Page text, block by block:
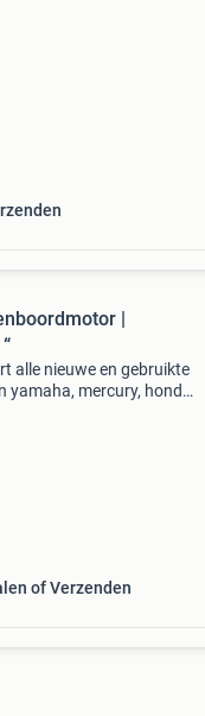
|
alle nieuwe en gebruikte
mercury, honda,
of Verzenden